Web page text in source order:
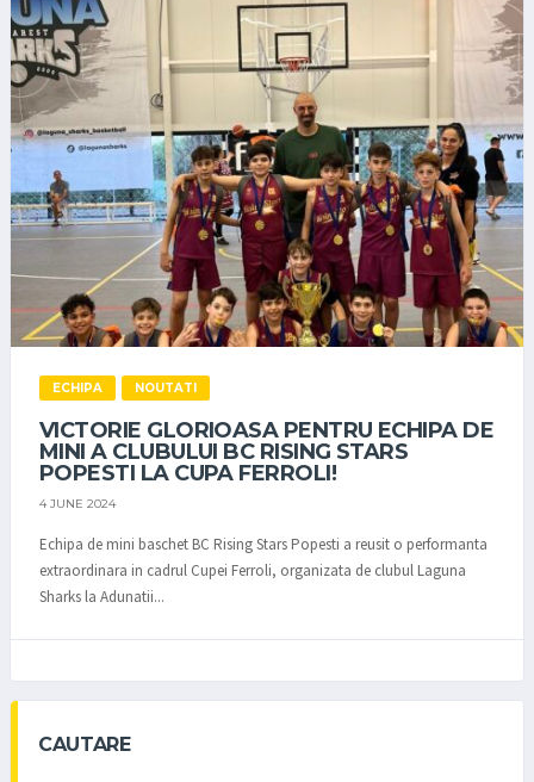
ECHIPA NOUTATI
VICTORIE GLORIOASA PENTRU ECHIPA DE
MINI A CLUBULUI BC RISING STARS
POPESTI LA CUPA FERROLI!
4 JUNE 2024
Echipa de mini baschet BC Rising Stars Popesti a reusit o performanta
extraordinara in cadrul Cupei Ferroli, organizata de clubul Laguna
Sharks la Adunatii...
CAUTARE